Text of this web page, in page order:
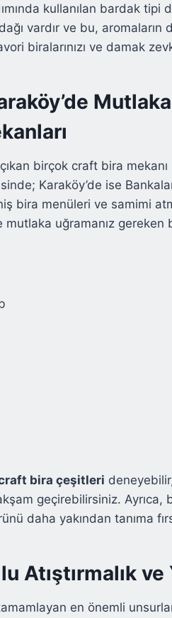
kullanılan bardak tipi
vardır ve bu, aromaların
biralarınızı ve damak
birçok craft bira
Karaköy’de ise
bira menüleri ve samimi
mutlaka uğramanız gereken
bira çeşitleri
geçirebilirsiniz. Ayrıca,
daha yakından tanıma
Atıştırmalık
en önemli